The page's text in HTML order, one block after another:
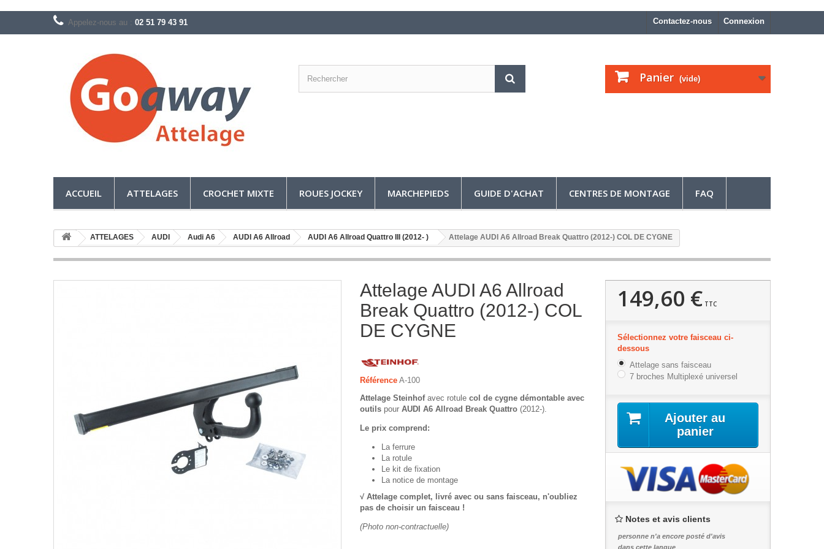
Connexion
Contactez-nous
Appelez-nous au : 02 51 79 43 91
Panier (vide)
ACCUEIL ATTELAGES CROCHET MIXTE ROUES JOCKEY MARCHEPIEDS GUIDE D'ACHAT CENTRES DE MONTAGE FAQ
ATTELAGES AUDI Audi A6 AUDI A6 Allroad AUDI A6 Allroad Quattro III (2012- ) Attelage AUDI A6 Allroad Break Quattro (2012-) COL DE CYGNE
Attelage AUDI A6 Allroad
Break Quattro (2012-) COL
DE CYGNE
Référence A-100
Attelage Steinhofavec rotule col de cygne démontable avec
outils pour AUDI A6 Allroad Break Quattro (2012-).
Le prix comprend:
La ferrure
La rotule
Le kit de fixation
La notice de montage
√ Attelage complet, livré avec ou sans faisceau, n'oubliez
pas de choisir un faisceau !
(Photo non-contractuelle)
149,60 € TTC
Sélectionnez votre faisceau ci-
dessous
Attelage sans faisceau
7 broches Multiplexé universel
Ajouter au
panier
Notes et avis clients
personne n'a encore posté d'avis
dans cette langue